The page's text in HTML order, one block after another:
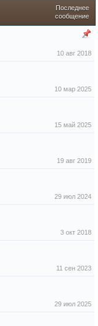
Последнее
сообщение
10 авг 2018
10 мар 2025
15 май 2025
19 авг 2019
29 июл 2024
3 окт 2018
11 сен 2023
29 июл 2025